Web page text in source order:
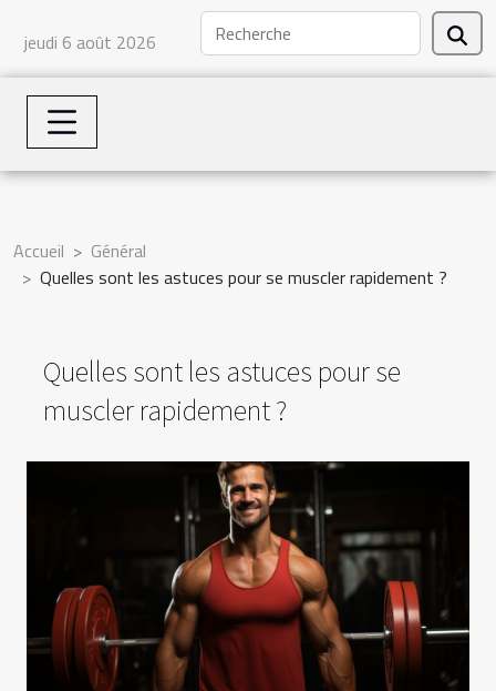
jeudi 6 août 2026
Accueil
Général
Quelles sont les astuces pour se muscler rapidement ?
Quelles sont les astuces pour se
muscler rapidement ?